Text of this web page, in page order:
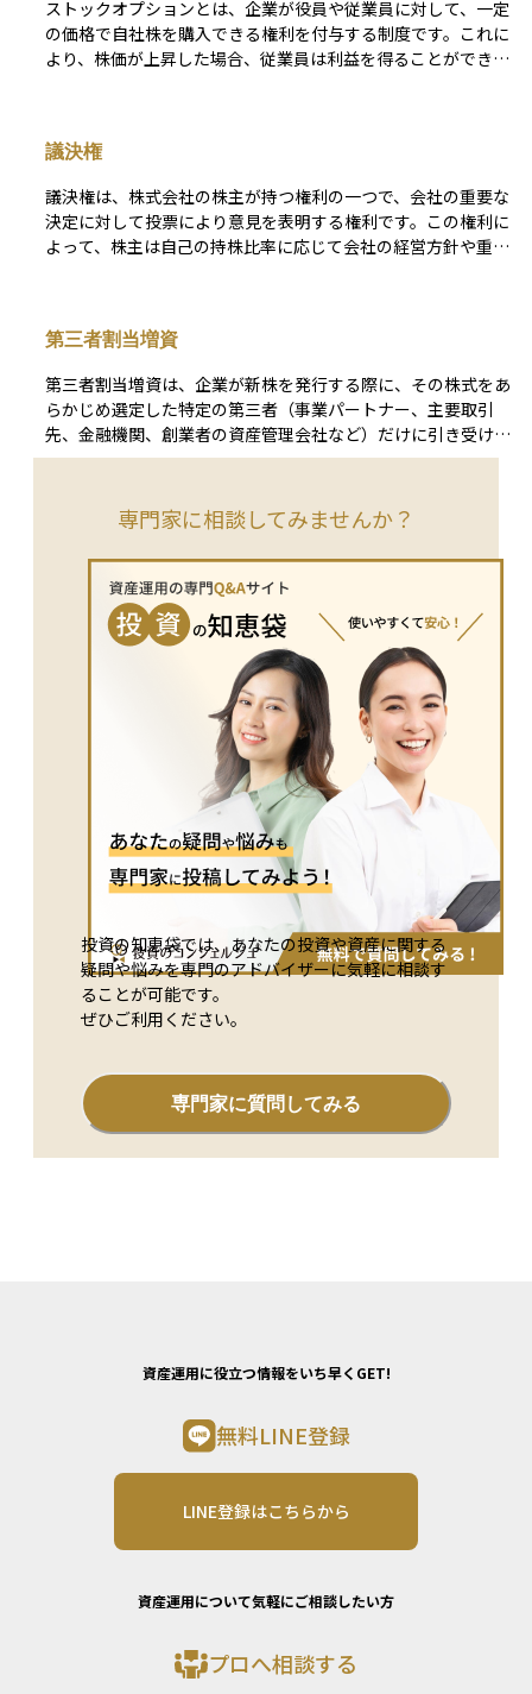
ストックオプションとは、企業が役員や従業員に対して、一定
の価格で自社株を購入できる権利を付与する制度です。これに
より、株価が上昇した場合、従業員は利益を得ることができま
議決権
議決権は、株式会社の株主が持つ権利の一つで、会社の重要な
決定に対して投票により意見を表明する権利です。この権利に
よって、株主は自己の持株比率に応じて会社の経営方針や重要
権の行使は、株式の種類によって異なることがあります。一般
的には、普通株には議決権が付与され、優先株には議決権が付
与されないことが多いですが、優先株の中には限定的な議決権
が付与される場合もあります。また、議決権の行使には様々な
形式があり、直接投票、委任状を用いた間接投票、オンライン
本的な手段となっています。株主にとっては、投資した企業に
第三者割当増資
第三者割当増資は、企業が新株を発行する際に、その株式をあ
らかじめ選定した特定の第三者（事業パートナー、主要取引
先、金融機関、創業者の資産管理会社など）だけに引き受けて
もらう資金調達手法です。公募増資のように不特定多数の投資
合意し、取締役会決議（上場企業の場合は株主総会決議を追加
で要するケースもある）を経て実行されます。発行価格は直近
株価よりディスカウントされることが多く、発行側はディスカ
ウント幅を抑える代わりにロックアップ（一定期間の売却制
限）や業務提携契約を組み合わせるのが一般的です。 既存株
主にとっては、新株が特定の第三者にのみ割り当てられるため
持ち株比率が希薄化します。とくに発行株数が大きい場合や発
行価格が割安な場合は、一株当たり利益（EPS）の低下や議決
権構成の変化が発生し、株価が短期的に調整することがありま
す。希薄化割合が25％を超える案件では東証が「第三者割当
による募集等に関する有価証券上の取扱い」の適用を求めるな
ど、投資家保護の観点から追加開示や第三者評価機関の意見取
得が必要になる点にも注意が必要です。 一方、第三者割当の
対象となる投資家側には、（1）市場価格より安い価格でまと
まった株式を取得できる、（2）資本参加と同時に業務提携や
供給契約を結びやすい、といったメリットがあります。個人投
資家が市場で株式を保有する立場から見ると、割当先のバック
グラウンドやロックアップ期間、資本提携の内容を確認するこ
とで、資金調達後のシナジー効果や株価の下落リスクをより正
確に見積もることができます。 要するに、第三者割当増資は
「スピード重視」「関係強化重視」の場面で機動的に使える半
面、既存株主には希薄化リスクが避けられません。第三者との
極めることが、既存株主・新規投資家双方にとって不可欠で
専門家に相談してみませんか？
投資の知恵袋では、あなたの投資や資産に関する
疑問や悩みを専門のアドバイザーに気軽に相談す
ることが可能です。
ぜひご利用ください。
専門家に質問してみる
資産運用に役立つ情報をいち早くGET!
無料LINE登録
LINE登録はこちらから
資産運用について気軽にご相談したい方
プロへ相談する